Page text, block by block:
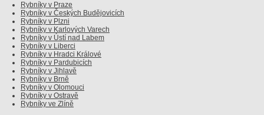
Rybníky v Praze
Rybníky v Českých Budějovicích
Rybníky v Plzni
Rybníky v Karlových Varech
Rybníky v Ústí nad Labem
Rybníky v Liberci
Rybníky v Hradci Králové
Rybníky v Pardubicích
Rybníky v Jihlavě
Rybníky v Brně
Rybníky v Olomouci
Rybníky v Ostravě
Rybníky ve Zlíně